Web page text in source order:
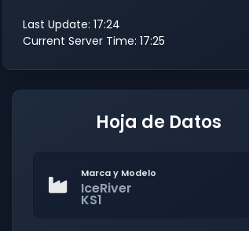
Last Update: 17:24
Current Server Time: 17:25
Hoja de Datos
Marca y Modelo
IceRiver
KS1